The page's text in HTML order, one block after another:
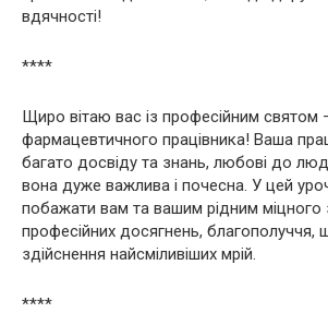
вдячності!
****
Щиро вітаю вас із професійним святом
фармацевтичного працівника! Ваша
багато досвіду та знань, любові до
вона дуже важлива і почесна. У цей
побажати вам та вашим рідним міцного
професійних досягнень, благополуччя,
здійснення найсміливіших мрій.
****